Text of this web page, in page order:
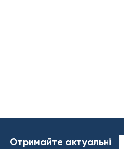
Отримайте актуальні